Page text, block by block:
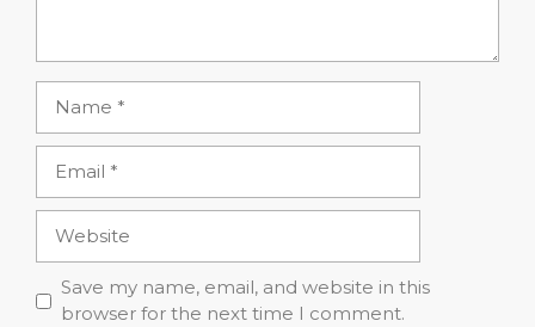
Save my name, email, and website in this
browser for the next time I comment.